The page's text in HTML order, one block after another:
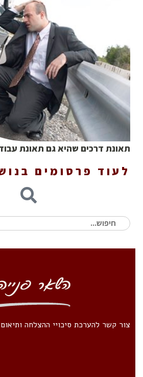
תאונת דרכים שהיא גם תאונת
לעוד פרסומים
חיפוש
עבור:
צור קשר להערכת סיכויי ההצלחה